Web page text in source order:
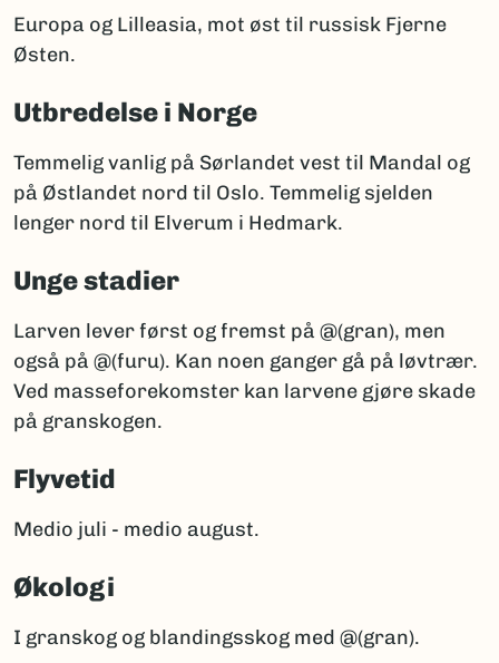
Europa og Lilleasia, mot øst til russisk Fjerne
Østen.
Utbredelse i Norge
Temmelig vanlig på Sørlandet vest til Mandal og
på Østlandet nord til Oslo. Temmelig sjelden
lenger nord til Elverum i Hedmark.
Unge stadier
Larven lever først og fremst på @(gran), men
også på @(furu). Kan noen ganger gå på løvtrær.
Ved masseforekomster kan larvene gjøre skade
på granskogen.
Flyvetid
Medio juli - medio august.
Økologi
I granskog og blandingsskog med @(gran).